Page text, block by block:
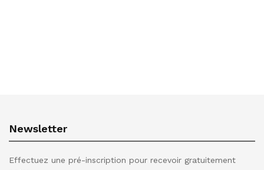
Newsletter
Effectuez une pré-inscription pour recevoir gratuitement